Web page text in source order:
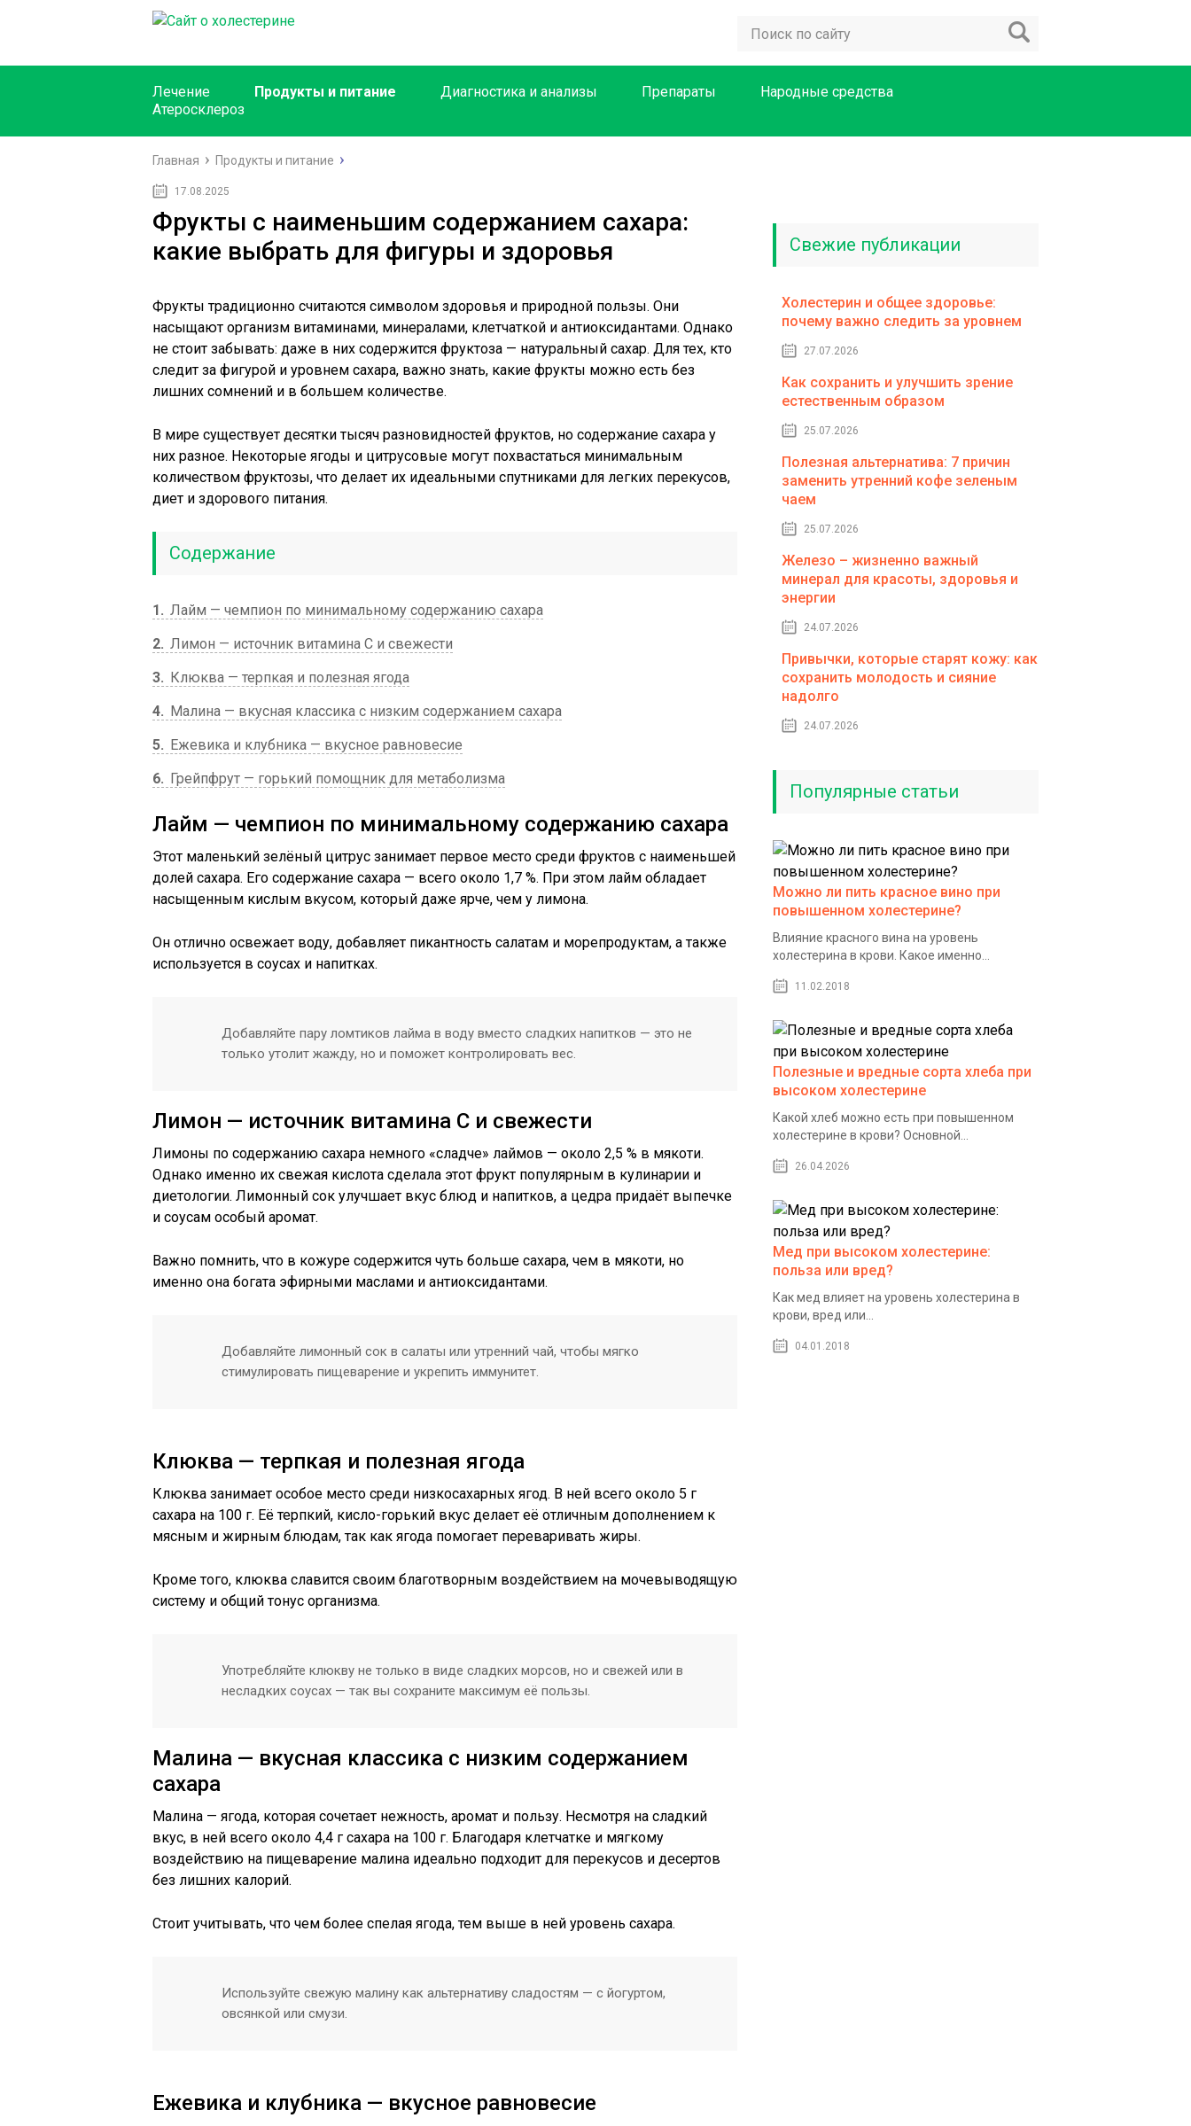
Лечение Продукты и питание Диагностика и анализы Препараты
Народные средства
Атеросклероз
Главная Продукты и питание
17.08.2025
Фрукты с наименьшим содержанием сахара:
какие выбрать для фигуры и здоровья
Фрукты традиционно считаются символом здоровья и природной пользы. Они
насыщают организм витаминами, минералами, клетчаткой и антиоксидантами. Однако
не стоит забывать: даже в них содержится фруктоза — натуральный сахар. Для тех, кто
следит за фигурой и уровнем сахара, важно знать, какие фрукты можно есть без
лишних сомнений и в большем количестве.
В мире существует десятки тысяч разновидностей фруктов, но содержание сахара у
них разное. Некоторые ягоды и цитрусовые могут похвастаться минимальным
количеством фруктозы, что делает их идеальными спутниками для легких перекусов,
диет и здорового питания.
Содержание
1
Лайм — чемпион по минимальному содержанию сахара
2 Лимон — источник витамина С и свежести
3
Клюква — терпкая и полезная ягода
4
Малина — вкусная классика с низким содержанием сахара
5
Ежевика и клубника — вкусное равновесие
6
Грейпфрут — горький помощник для метаболизма
Лайм — чемпион по минимальному содержанию сахара
Этот маленький зелёный цитрус занимает первое место среди фруктов с наименьшей
долей сахара. Его содержание сахара — всего около 1,7 %. При этом лайм обладает
насыщенным кислым вкусом, который даже ярче, чем у лимона.
Он отлично освежает воду, добавляет пикантность салатам и морепродуктам, а также
используется в соусах и напитках.
Добавляйте пару ломтиков лайма в воду вместо сладких напитков — это не
только утолит жажду, но и поможет контролировать вес.
Лимон — источник витамина С и свежести
Лимоны по содержанию сахара немного «сладче» лаймов — около 2,5 % в мякоти.
Однако именно их свежая кислота сделала этот фрукт популярным в кулинарии и
диетологии. Лимонный сок улучшает вкус блюд и напитков, а цедра придаёт выпечке
и соусам особый аромат.
Важно помнить, что в кожуре содержится чуть больше сахара, чем в мякоти, но
именно она богата эфирными маслами и антиоксидантами.
Добавляйте лимонный сок в салаты или утренний чай, чтобы мягко
стимулировать пищеварение и укрепить иммунитет.
Клюква — терпкая и полезная ягода
Клюква занимает особое место среди низкосахарных ягод. В ней всего около 5 г
сахара на 100 г. Её терпкий, кисло-горький вкус делает её отличным дополнением к
мясным и жирным блюдам, так как ягода помогает переваривать жиры.
Кроме того, клюква славится своим благотворным воздействием на мочевыводящую
систему и общий тонус организма.
Употребляйте клюкву не только в виде сладких морсов, но и свежей или в
несладких соусах — так вы сохраните максимум её пользы.
Малина — вкусная классика с низким содержанием
сахара
Малина — ягода, которая сочетает нежность, аромат и пользу. Несмотря на сладкий
вкус, в ней всего около 4,4 г сахара на 100 г. Благодаря клетчатке и мягкому
воздействию на пищеварение малина идеально подходит для перекусов и десертов
без лишних калорий.
Стоит учитывать, что чем более спелая ягода, тем выше в ней уровень сахара.
Используйте свежую малину как альтернативу сладостям — с йогуртом,
овсянкой или смузи.
Ежевика и клубника — вкусное равновесие
Свежие публикации
Холестерин и общее здоровье:
почему важно следить за уровнем
27.07.2026
Как сохранить и улучшить зрение
естественным образом
25.07.2026
Полезная альтернатива: 7 причин
заменить утренний кофе зеленым
чаем
25.07.2026
Железо – жизненно важный
минерал для красоты, здоровья и
энергии
24.07.2026
Привычки, которые старят кожу: как
сохранить молодость и сияние
надолго
24.07.2026
Популярные статьи
Можно ли пить красное вино при
повышенном холестерине?
Влияние красного вина на уровень
холестерина в крови. Какое именно...
11.02.2018
Полезные и вредные сорта хлеба при
высоком холестерине
Какой хлеб можно есть при повышенном
холестерине в крови? Основной...
26.04.2026
Мед при высоком холестерине:
польза или вред?
Как мед влияет на уровень холестерина в
крови, вред или...
04.01.2018